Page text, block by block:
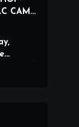
7
CAM,